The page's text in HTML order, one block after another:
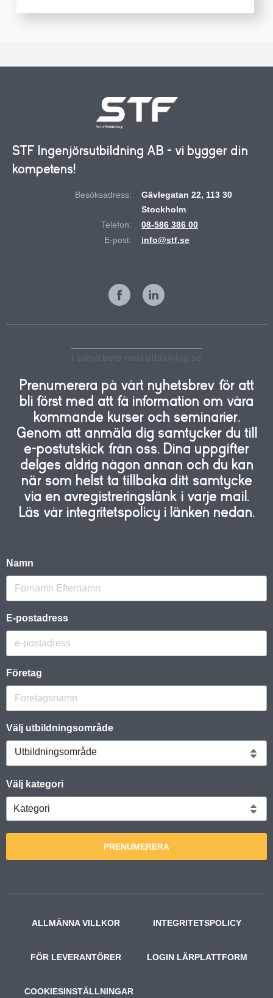
STF Ingenjörsutbildning AB - vi bygger din
kompetens!
Besöksadress:
Gävlegatan 22, 113 30
Stockholm
Telefon:
08-586 386 00
E-post:
info@stf.se
I samarbete med utbildning.se
Prenumerera på vårt nyhetsbrev för att
bli först med att få information om våra
kommande kurser och seminarier.
Genom att anmäla dig samtycker du till
e-postutskick från oss. Dina uppgifter
delges aldrig någon annan och du kan
när som helst ta tillbaka ditt samtycke
via en avregistreringslänk i varje mail.
Läs vår integritetspolicy i länken nedan.
Namn
E-postadress
Företag
Välj utbildningsområde
Utbildningsområde
Välj kategori
PRENUMERERA
ALLMÄNNA VILLKOR INTEGRITETSPOLICY
FÖR LEVERANTÖRER LOGIN LÄRPLATTFORM
COOKIESINSTÄLLNINGAR